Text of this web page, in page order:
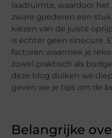
laadruimte, waardoor
zware goederen een
kiezen van de juiste
is echter geen sinecure.
factoren waarmee je
zowel praktisch als
deze blog duiken we
geven we je tips om de
Belangrijke